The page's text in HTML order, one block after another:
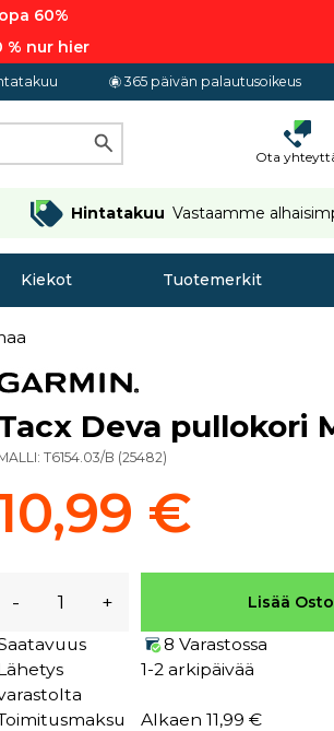
60%
% nur hier
365 päivän palautusoikeus
Ota
Hintatakuu Vastaamme
Kiekot Tuotemerkit
Deva pullokori
T6154.03/B (25482)
€
- + Lisää
8 Varastossa
1-2 arkipäivää
Alkaen 11,99 €